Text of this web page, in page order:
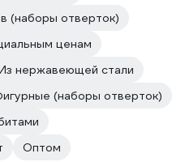
(наборы отверток)
ценам
нержавеющей стали
(наборы отверток)
Оптом